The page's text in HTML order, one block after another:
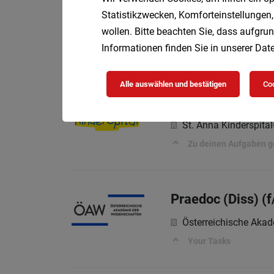
Diakonie Bildung
Wir bieten dir:
DGKP für den
St. Anna Kinderspital
Zu deinen Aufgaben
Praedoc (Diss)
Österreichische
Your Tasks
Statistikzwecken,
wollen. Bitte beachten Sie, dass
Informationen finden Sie in unserer
Alle auswählen und bestätigen